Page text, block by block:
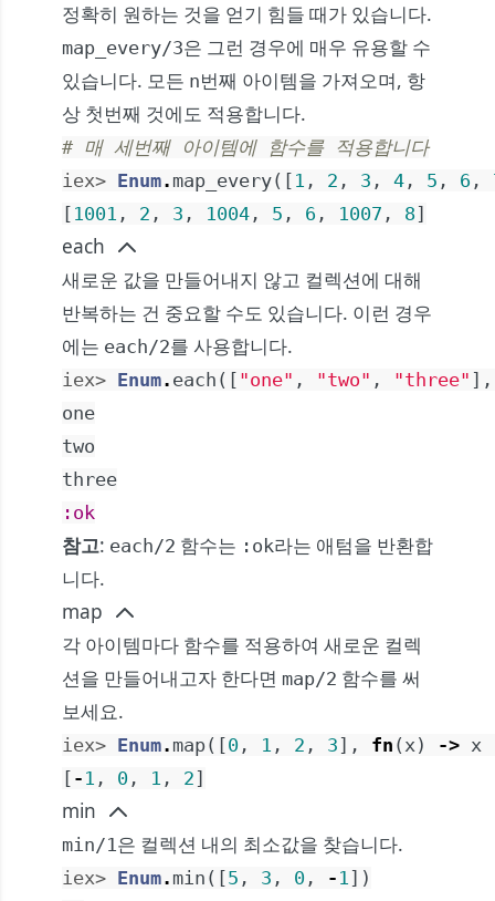
정확히 원하는 것을 얻기 힘들 때가 있습니다.
map_every/3은 그런 경우에 매우 유용할 수
있습니다. 모든 n번째 아이템을 가져오며, 항
상 첫번째 것에도 적용합니다.
# 매 세번째 아이템에 함수를 적용합니다
iex> Enum. map_every( [ 1 , 2 , 3 , 4 , 5 , 6 ,
[ 1001 , 2 , 3 , 1004 , 5 , 6 , 1007 , 8]
each
새로운 값을 만들어내지 않고 컬렉션에 대해
반복하는 건 중요할 수도 있습니다. 이런 경우
에는 each/2를 사용합니다.
iex> Enum. each ( [ "one" , "two" , "three" ] ,
one
two
three
:ok
참고: each/2 함수는 :ok라는 애텀을 반환합
니다.
map
각 아이템마다 함수를 적용하여 새로운 컬렉
션을 만들어내고자 한다면 map/2 함수를 써
보세요.
iex> Enum. map( [0 , 1 , 2 , 3] , fn ( x) -> x
[ - 1 , 0 , 1 , 2]
min
min/1은 컬렉션 내의 최소값을 찾습니다.
iex> Enum. min ( [5 , 3 , 0 , - 1] )